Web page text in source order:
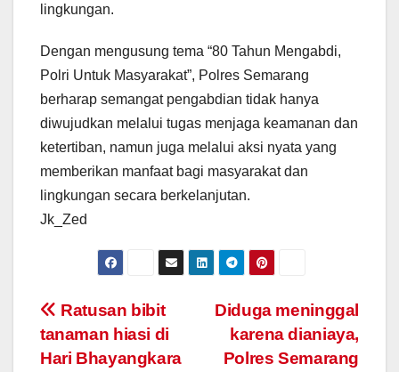
lingkungan.
Dengan mengusung tema “80 Tahun Mengabdi,
Polri Untuk Masyarakat”, Polres Semarang
berharap semangat pengabdian tidak hanya
diwujudkan melalui tugas menjaga keamanan dan
ketertiban, namun juga melalui aksi nyata yang
memberikan manfaat bagi masyarakat dan
lingkungan secara berkelanjutan.
Jk_Zed
Post
navigation
Diduga meninggal
karena dianiaya,
Polres Semarang
Ratusan bibit
tanaman hiasi di
Hari Bhayangkara